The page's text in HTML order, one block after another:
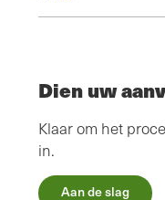
Dien uw
Klaar om het
in.
Aan de slag